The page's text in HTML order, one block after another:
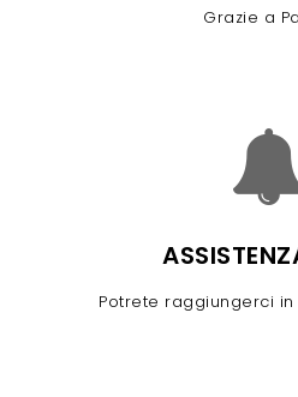
Grazie a
Potrete raggiungerci